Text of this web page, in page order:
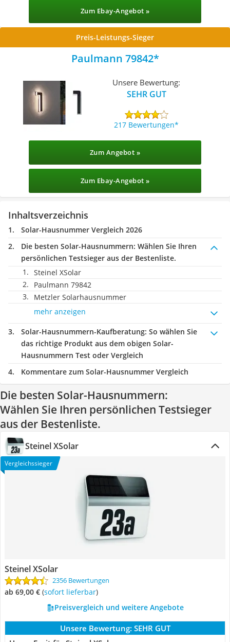
Zum Ebay-Angebot »
Preis-Leistungs-Sieger
Paulmann 79842
Unsere Bewertung:
SEHR GUT
217 Bewertungen
Zum Angebot »
Zum Ebay-Angebot »
Inhaltsverzeichnis
Solar-Hausnummer Vergleich 2026
Die besten Solar-Hausnummern: Wählen Sie Ihren
persönlichen Testsieger aus der Bestenliste.
Steinel XSolar
Paulmann 79842
Metzler Solarhausnummer
mehr anzeigen
Solar-Hausnummern-Kaufberatung: So wählen Sie
das richtige Produkt aus dem obigen Solar-
Hausnummern Test oder Vergleich
Kommentare zum Solar-Hausnummer Vergleich
Die besten Solar-Hausnummern:
Wählen Sie Ihren persönlichen Testsieger
aus der Bestenliste.
Steinel XSolar
Vergleichssieger
Steinel XSolar
2356 Bewertungen
ab 69,00 € ( Sofort lieferbar)
Preisvergleich und weitere Angebote
Unsere Bewertung: SEHR GUT